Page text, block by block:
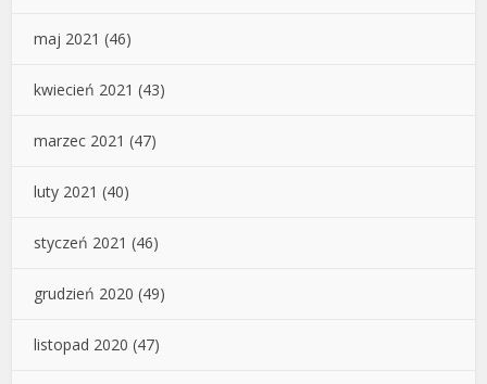
maj 2021 (46)
kwiecień 2021 (43)
marzec 2021 (47)
luty 2021 (40)
styczeń 2021 (46)
grudzień 2020 (49)
listopad 2020 (47)